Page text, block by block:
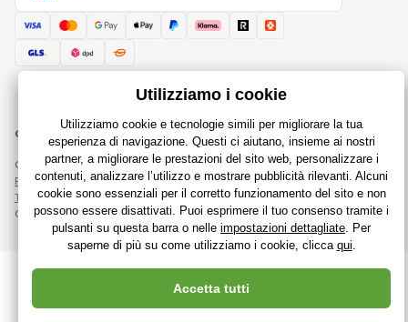
© 2018 - 2026 RajGiocattoli.it, Tutti i diritti riservati
Questa pagina è protetta da reCAPTCHA e si applicano
Regole sulla protezione dei dati personaliaziende Google e le loro
Termini e condizioni.
Creazione di negozi online performanti daRIESENIA